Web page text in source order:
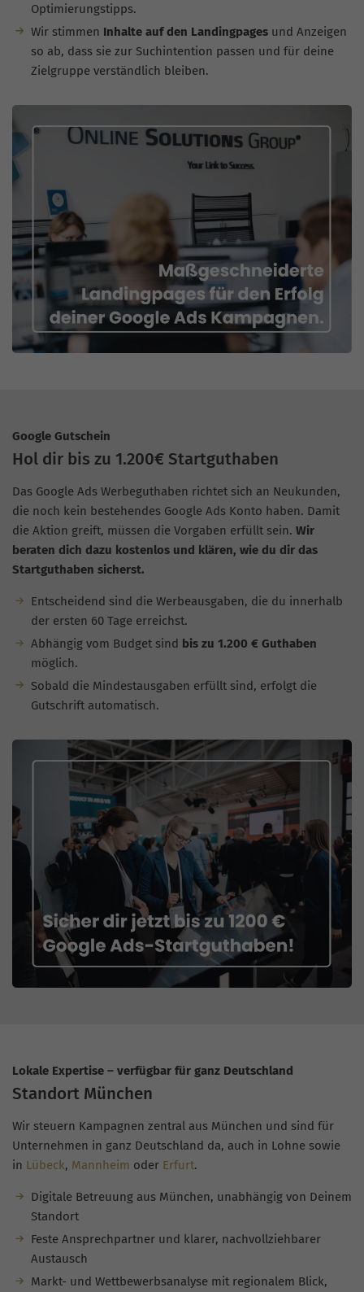
Optimierungstipps.
Wir stimmen Inhalte auf den Landingpagesund Anzeigen
so ab, dass sie zur Suchintention passen und für deine
Zielgruppe verständlich bleiben.
Google Gutschein
Hol dir bis zu 1.200€ Startguthaben
Das Google Ads Werbeguthaben richtet sich an Neukunden,
die noch kein bestehendes Google Ads Konto haben. Damit
die Aktion greift, müssen die Vorgaben erfüllt sein. Wir
beraten dich dazu kostenlos und klären, wie du dir das
Startguthaben sicherst.
Entscheidend sind die Werbeausgaben, die du innerhalb
der ersten 60 Tage erreichst.
Abhängig vom Budget sind bis zu 1.200 € Guthaben
möglich.
Sobald die Mindestausgaben erfüllt sind, erfolgt die
Gutschrift automatisch.
Lokale Expertise – verfügbar für ganz Deutschland
Standort München
Wir steuern Kampagnen zentral aus München und sind für
Unternehmen in ganz Deutschland da, auch in Lohne sowie
in Lübeck, Mannheim oder Erfurt.
Digitale Betreuung aus München, unabhängig von Deinem
Standort
Feste Ansprechpartner und klarer, nachvollziehbarer
Austausch
Markt- und Wettbewerbsanalyse mit regionalem Blick,